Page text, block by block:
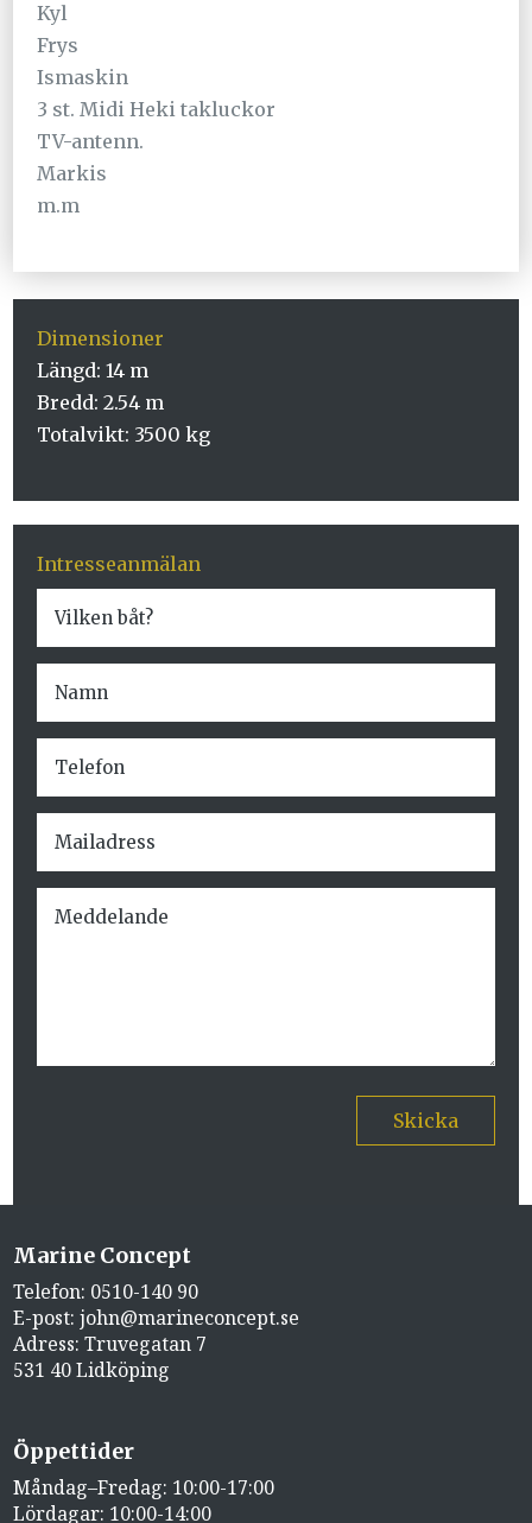
Kyl
Frys
Ismaskin
3 st. Midi Heki takluckor
TV-antenn.
Markis
m.m
Dimensioner
Längd: 14 m
Bredd: 2.54 m
Totalvikt: 3500 kg
Intresseanmälan
Skicka
Marine Concept
Telefon: 0510-140 90
E-post:john@marineconcept.se
Adress: Truvegatan 7
531 40 Lidköping
Öppettider
Måndag–Fredag: 10:00-17:00
Lördagar: 10:00-14:00